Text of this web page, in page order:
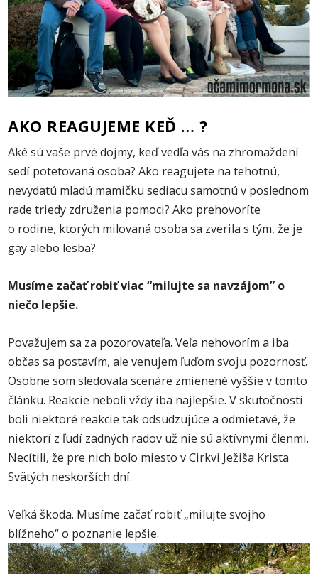
AKO REAGUJEME KEĎ … ?
Aké sú vaše prvé dojmy, keď vedľa vás na zhromaždení
sedí potetovaná osoba? Ako reagujete na tehotnú,
nevydatú mladú mamičku sediacu samotnú v poslednom
rade triedy združenia pomoci? Ako prehovoríte
o rodine, ktorých milovaná osoba sa zverila s tým, že je
gay alebo lesba?
Musíme začať robiť viac “milujte sa navzájom” o
niečo lepšie.
Považujem sa za pozorovateľa. Veľa nehovorím a iba
občas sa postavím, ale venujem ľuďom svoju pozornosť.
Osobne som sledovala scenáre zmienené vyššie v tomto
článku. Reakcie neboli vždy iba najlepšie. V skutočnosti
boli niektoré reakcie tak odsudzujúce a odmietavé, že
niektorí z ľudí zadných radov už nie sú aktívnymi členmi.
Necítili, že pre nich bolo miesto v Cirkvi Ježiša Krista
Svätých neskorších dní.
Veľká škoda. Musíme začať robiť „milujte svojho
blížneho“ o poznanie lepšie.